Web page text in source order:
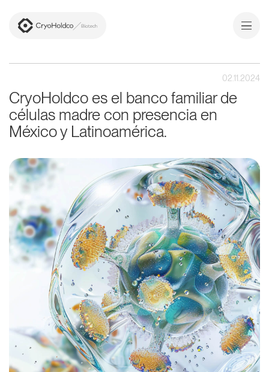
Nosotros
Células madre
Medical
Contacto
Sign in
PT / ESP ENG
02.11.2024
CryoHoldco es el banco familiar de
células madre con presencia en
México y Latinoamérica.